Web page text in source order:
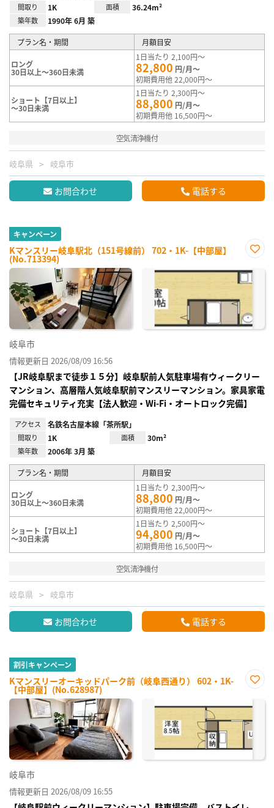
間取り 1K 面積 36.24m²
築年数 1990年 6月 築
プラン名・期間 月額目安
ロング
30日以上～360日未満
1日当たり 2,100円～
82,800 円/月～
初期費用他 22,000円～
ショート【7日以上】
～30日未満
1日当たり 2,300円～
88,800 円/月～
初期費用他 16,500円～
空気清浄機付
岐阜県 岐阜市
お問合わせ 電話する
キャンペーン
Kマンスリー岐阜駅北（151号線前） 702・1K-【中部屋】
(No.713394)
に入
り登
岐阜市
情報更新日 2026/08/09 16:56
【JR岐阜駅まで徒歩１５分】岐阜駅前人気駐車場有ウィークリー
マンション、高層階人気岐阜駅前マンスリーマンション。家具家電
完備セキュリティ充実【法人歓迎・Wi-Fi・オートロック完備】
アクセス 名鉄名古屋本線「茶所駅」
間取り 1K 面積 30m²
築年数 2006年 3月 築
プラン名・期間 月額目安
ロング
30日以上～360日未満
1日当たり 2,300円～
88,800 円/月～
初期費用他 22,000円～
ショート【7日以上】
～30日未満
1日当たり 2,500円～
94,800 円/月～
初期費用他 16,500円～
空気清浄機付
岐阜県 岐阜市
お問合わせ 電話する
割引キャンペーン
Kマンスリーオーキッドパーク前（岐阜西通り） 602・1K-
【中部屋】(No.628987)
に入
り登
録
岐阜市
情報更新日 2026/08/09 16:55